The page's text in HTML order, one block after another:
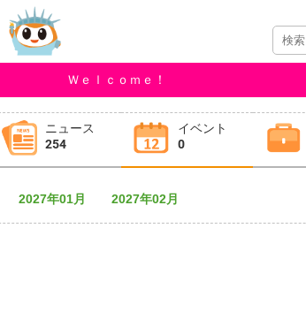
Ｗｅｌｃｏｍｅ！
ニュース
254
イベント
0
2027年01月 2027年02月